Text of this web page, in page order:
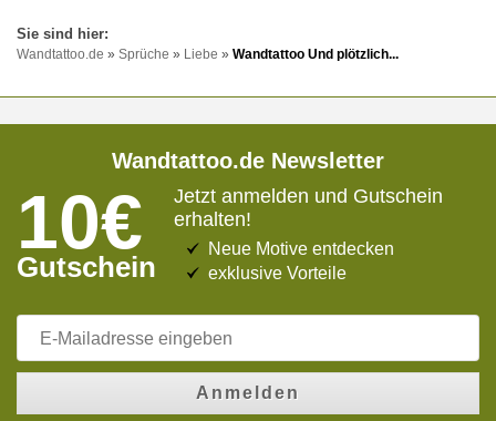
Wandtattoo.de » Sprüche » Liebe » Wandtattoo Und plötzlich...
Wandtattoo.de Newsletter
10€
Gutschein
Jetzt anmelden und Gutschein
erhalten!
Neue Motive entdecken
exklusive Vorteile
Anmelden